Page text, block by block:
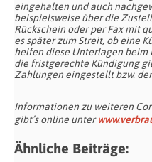
eingehalten und auch
beispielsweise über die
Rückschein oder per Fax mit
es später zum Streit, ob eine
helfen diese Unterlagen beim
die fristgerechte Kündigung
Zahlungen eingestellt bzw.
Informationen zu weiteren
gibt’s online unter
Ähnliche Beiträge: